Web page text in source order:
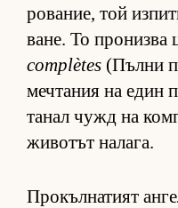
ро­ва­ние, той
ва­не. То про­низва
complètes (Пълни
меч­та­ния на един
та­нал чужд на
жи­во­тът на­ла­га.
Прокълнатият